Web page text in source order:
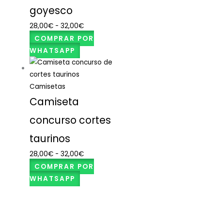
goyesco
28,00€ - 32,00€
COMPRAR POR
WHATSAPP
Camisetas
Camiseta
concurso cortes
taurinos
28,00€ - 32,00€
COMPRAR POR
WHATSAPP